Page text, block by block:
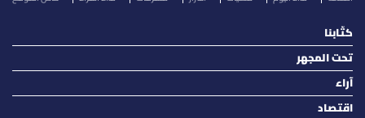
كتّابنا
تحت المجهر
آراء
اقتصاد